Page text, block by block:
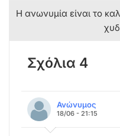
Η ανωνυμία είναι το
Σχόλια 4
Ανώνυμος
18/06 - 21:15